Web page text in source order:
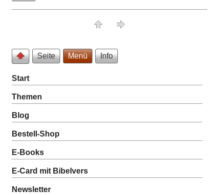
Seite Menü Info
Start
Themen
Blog
Bestell-Shop
E-Books
E-Card mit Bibelvers
Newsletter